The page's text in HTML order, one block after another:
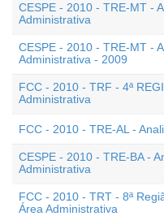
CESPE - 2010 - TRE-MT -
Administrativa
CESPE - 2010 - TRE-MT -
Administrativa - 2009
FCC - 2010 - TRF - 4ª
Administrativa
FCC - 2010 - TRE-AL -
CESPE - 2010 - TRE-BA -
Administrativa
FCC - 2010 - TRT - 8ª
Área Administrativa